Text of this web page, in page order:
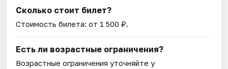
Сколько стоит билет?
Стоимость билета: от 1 500 ₽.
Есть ли возрастные ограничения?
Возрастные ограничения уточняйте у